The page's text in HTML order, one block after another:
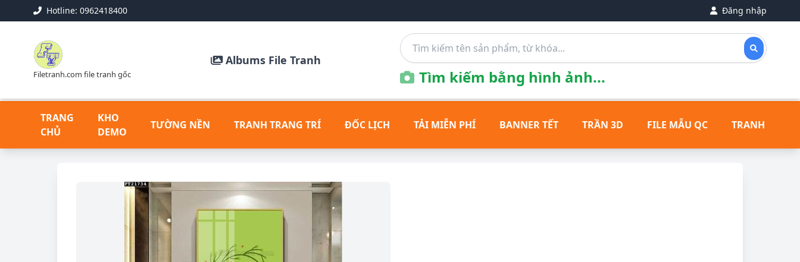
Hotline: 0962418400 Đăng nhập
Filetranh.com file tranh gốc
Albums File Tranh
Tìm kiếm bằng hình ảnh...
TRANG
CHỦ
KHO
DEMO
TƯỜNG NỀN TRANH TRANG TRÍ ĐỐC LỊCH TẢI MIỄN PHÍ BANNER TẾT TRẦN 3D FILE MẪU QC TRANH ĐỒNG